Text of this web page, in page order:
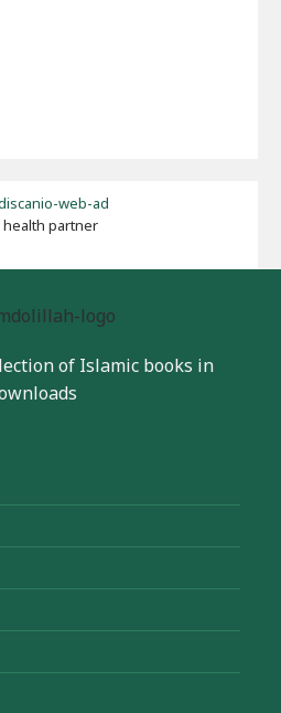
health partner
of Islamic books in